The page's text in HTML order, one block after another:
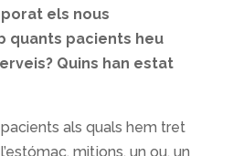
els nous
quants pacients heu
Quins han estat
als quals hem tret
mitjons, un ou, un